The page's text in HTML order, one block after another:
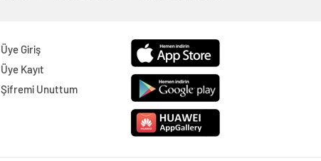
Üye Giriş
Üye Kayıt
Şifremi Unuttum